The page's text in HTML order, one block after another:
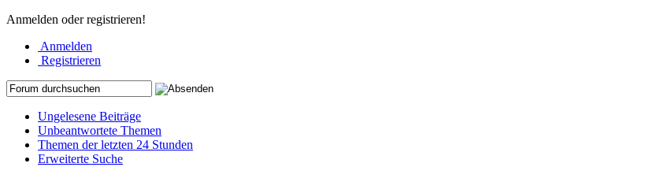
Anmelden oder registrieren!
Anmelden
Registrieren
Ungelesene Beiträge
Unbeantwortete Themen
Themen der letzten 24 Stunden
Erweiterte Suche